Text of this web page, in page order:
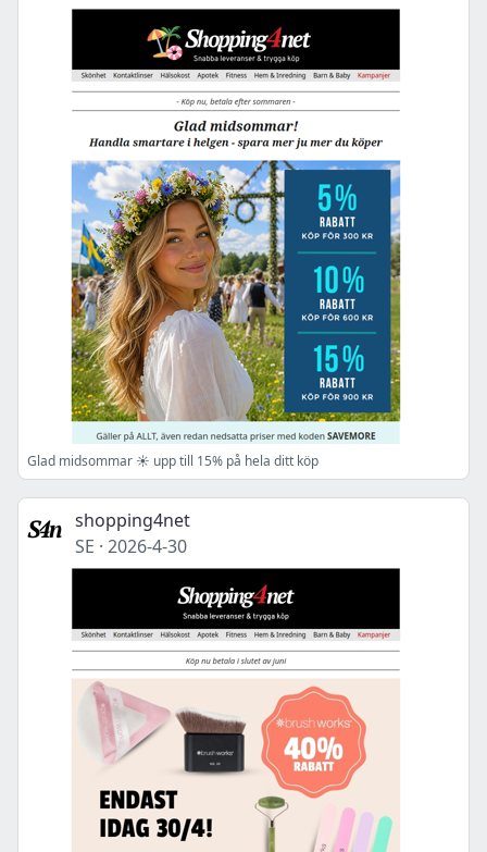
Glad midsommar ☀️ upp till 15% på hela ditt köp
shopping4net
SE · 2026-4-30